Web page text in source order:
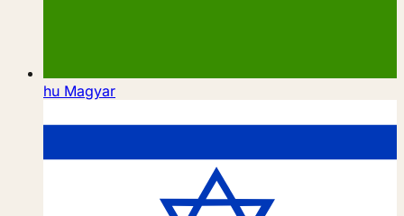
hu Magyar